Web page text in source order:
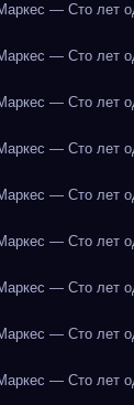
— Сто лет
— Сто лет
— Сто лет
— Сто лет
— Сто лет
— Сто лет
— Сто лет
— Сто лет
— Сто лет